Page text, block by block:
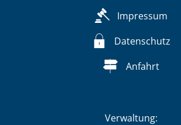
Impressum
Datenschutz
Anfahrt
Verwaltung: